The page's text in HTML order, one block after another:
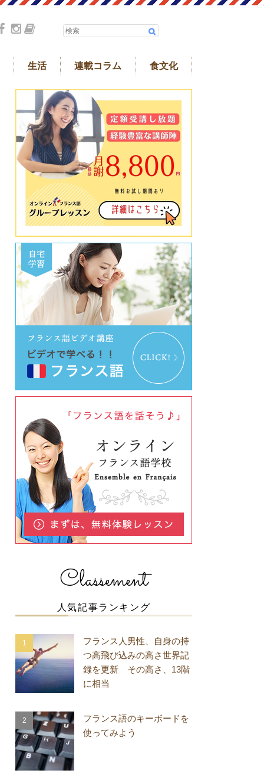
生活 連載コラム 食文化
Classement
人気記事ランキング
フランス人男性、自身の持
つ高飛び込みの高さ世界記
録を更新 その高さ、13階
に相当
フランス語のキーボードを
使ってみよう